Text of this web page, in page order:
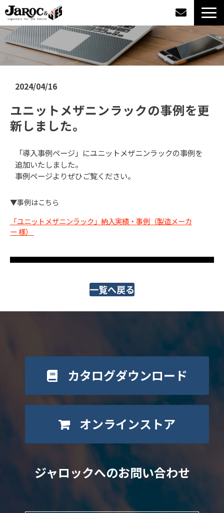
製品情報
導入事例
カタログダウンロード
ジャロックコラム
採用情報
2024/04/16
ユニットメザニンラックの事例を更
新しました。
「導入事例ページ」にユニットメザニンラックの事例を
追加いたしました。
事例ページよりぜひご覧ください。
▼事例はこちら
「ユニットメザニンラック」納入実績・事例（製造メーカ
ー 様）
一覧へ戻る
カタログダウンロード
オンラインストア
ジャロックへのお問い合わせ